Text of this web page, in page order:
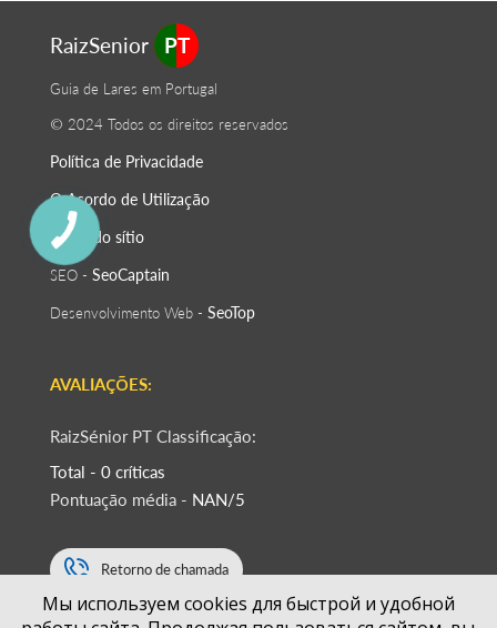
RaizSenior PT
Guia de Lares em Portugal
© 2024 Todos os direitos reservados
Política de Privacidade
O Acordo de Utilização
Mapa do sítio
SEO - SeoСaptain
Desenvolvimento Web - SeoTop
AVALIAÇÕES:
RaizSénior PT Classificação:
Total - 0 críticas
Pontuação média - NAN/5
Retorno de chamada
Мы используем cookies для быстрой и удобной